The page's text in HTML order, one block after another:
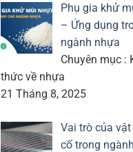
Phụ gia khử
– Ứng dụng
ngành nhựa
Chuyên mục :
thức về nhựa
21 Tháng 8, 2025
Vai trò của
cố trong